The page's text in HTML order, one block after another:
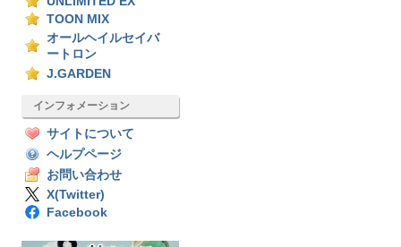
TOON MIX
オールヘイルセイバ
ートロン
J.GARDEN
インフォメーション
サイトについて
ヘルプページ
お問い合わせ
X(Twitter)
Facebook